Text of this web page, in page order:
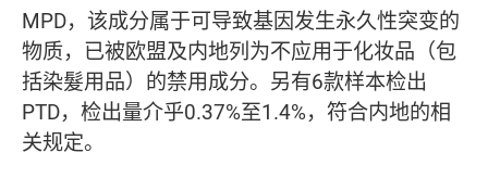
MPD，该成分属于可导致基因发生永久性突变的
物质，已被欧盟及内地列为不应用于化妆品（包
括染髮用品）的禁用成分。另有6款样本检出
PTD，检出量介乎0.37%至1.4%，符合内地的相
关规定。